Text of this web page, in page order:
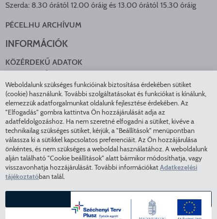
Szerda: 8.30 órától 12.00 óráig és 13.00 órától 15.30 óráig
PÉCEL.HU ARCHÍVUM
INFORMÁCIÓK
KÖZÉRDEKŰ ADATOK
KÖZLEKEDÉS
ADATKEZELÉS
ÁTLÁTHATÓ ÖNKORMÁNYZAT
COOKIE BEÁLLÍTÁSOK
INTÉZMÉNYEK
EGÉSZSÉGÜGY
KÖZMŰSZOLGÁLTATÓK
RENDVÉDELEM
VÁROSÜZEMELTETÉS
COPYRIGHT © 2025 - Pécel Város Önkormányzata - Minden
Weboldalunk szükséges funkcióinak biztosítása érdekében sütiket
(cookie) használunk. További szolgáltatásokat és funkciókat is kínálunk,
elemezzük adatforgalmunkat oldalunk fejlesztése érdekében. Az
"Elfogadás" gombra kattintva Ön hozzájárulását adja az
adatfeldolgozáshoz. Ha nem szeretné elfogadni a sütiket, kivéve a
technikailag szükséges sütiket, kérjük, a "Beállítások" menüpontban
válassza ki a sütikkel kapcsolatos preferenciáit. Az Ön hozzájárulása
önkéntes, és nem szükséges a weboldal használatához. A weboldalunk
alján található "Cookie beállítások" alatt bármikor módosíthatja, vagy
visszavonhatja hozzájárulását. További információkatAdatkezelési
tájékoztatóban talál.
BEÁLLÍTÁSOK